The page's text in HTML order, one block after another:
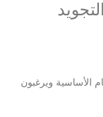
الأساسية ويرغبون